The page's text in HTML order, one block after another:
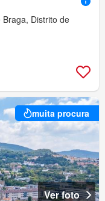
Distrito de
muita procura
Ver foto